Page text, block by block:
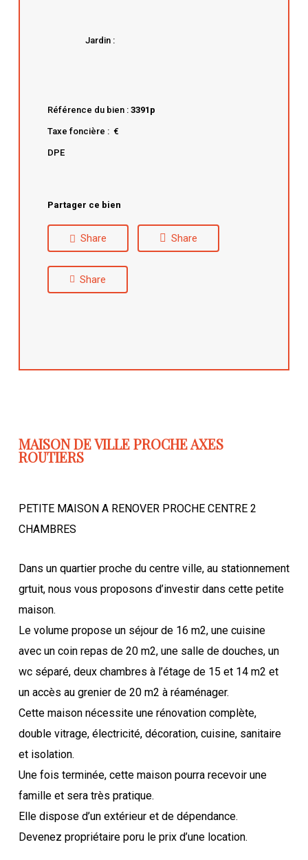
Jardin :
Référence du bien :3391p
Taxe foncière : €
DPE
Partager ce bien
Share Share
Share
MAISON DE VILLE PROCHE AXES
ROUTIERS
PETITE MAISON A RENOVER PROCHE CENTRE 2
CHAMBRES
Dans un quartier proche du centre ville, au stationnement
grtuit, nous vous proposons d’investir dans cette petite
maison.
Le volume propose un séjour de 16 m2, une cuisine
avec un coin repas de 20 m2, une salle de douches, un
wc séparé, deux chambres à l’étage de 15 et 14 m2 et
un accès au grenier de 20 m2 à réaménager.
Cette maison nécessite une rénovation complète,
double vitrage, électricité, décoration, cuisine, sanitaire
et isolation.
Une fois terminée, cette maison pourra recevoir une
famille et sera très pratique.
Elle dispose d’un extérieur et de dépendance.
Devenez propriétaire poru le prix d’une location.